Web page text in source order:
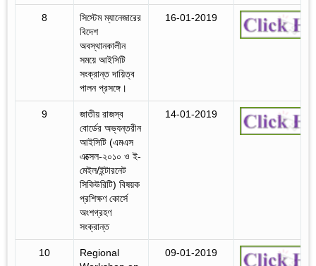
8
সিস্টেম ম্যানেজারের
বিদেশ
অবস্থানকালীন
সময়ে আইসিটি
সংক্রান্ত দায়িত্ব
পালন প্রসঙ্গে।
16-01-2019
9
জাতীয় রাজস্ব
বোর্ডের অভ্যন্তরীন
আইসিটি (এমএস
এক্সেল-২০১০ ও ই-
মেইল/ইন্টারনেট
সিকিউরিটি) বিষয়ক
প্রশিক্ষণ কোর্সে
অংশগ্রহণ
সংক্রান্ত
14-01-2019
10
Regional
09-01-2019